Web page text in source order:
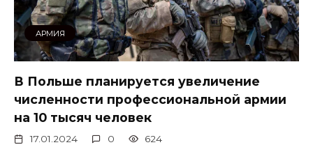
АРМИЯ
В Польше планируется увеличение
численности профессиональной армии
на 10 тысяч человек
17.01.2024 0 624